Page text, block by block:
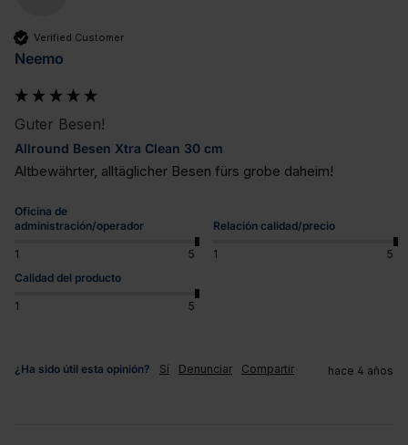
Verified Customer
Neemo
Guter Besen!
Allround Besen Xtra Clean 30 cm
Altbewährter, alltäglicher Besen fürs grobe daheim!
Oficina de
administración/operador
1 5
Relación calidad/precio
1
5
Calidad del producto
1 5
¿Ha sido útil esta opinión? Sí Denunciar Compartir hace 4 años